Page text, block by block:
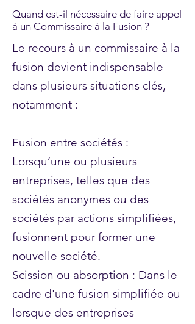
Le recours à un commissaire à la
fusion devient indispensable
dans plusieurs situations clés,
notamment :
Fusion entre sociétés :
Lorsqu’une ou plusieurs
entreprises, telles que des
sociétés anonymes ou des
sociétés par actions simplifiées,
fusionnent pour former une
nouvelle société.
Scission ou absorption : Dans le
cadre d'une fusion simplifiée ou
lorsque des entreprises
Quand est-il nécessaire de faire appel
à un Commissaire à la Fusion ?